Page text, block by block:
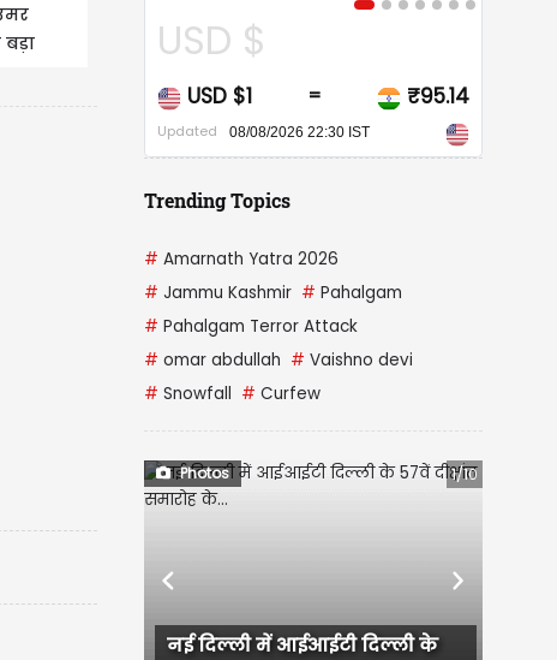
$
₹95.14
08/08/2026 22:30 IST
CAD $1 =
Updated 08/08/2026 22:30 IST
Trending Topics
# Amarnath Yatra 2026
# Jammu Kashmir # Pahalgam
# Pahalgam Terror Attack
# omar abdullah # Vaishno devi
# Snowfall # Curfew
Photos 1/10
दिल्ली में आईआईटी दिल्ली के
महाराष्ट्र के उपमुख्यमंत्री
Previous Next